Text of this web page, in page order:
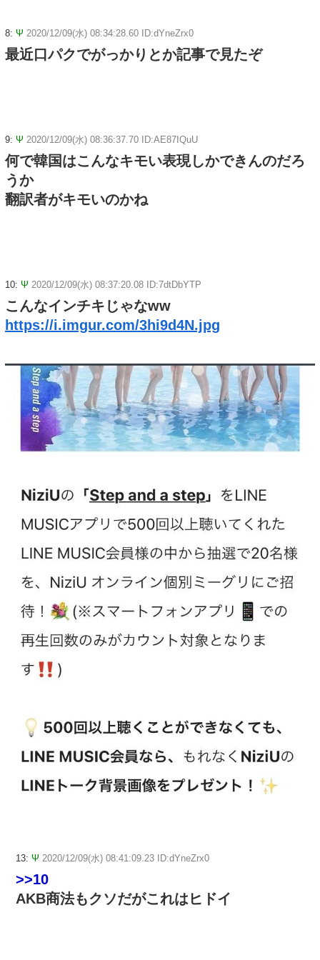
8: Ψ 2020/12/09(水) 08:34:28.60 ID:dYneZrx0
最近口パクでがっかりとか記事で見たぞ
9: Ψ 2020/12/09(水) 08:36:37.70 ID:AE87IQuU
何で韓国はこんなキモい表現しかできんのだろ
うか
翻訳者がキモいのかね
10: Ψ 2020/12/09(水) 08:37:20.08 ID:7dtDbYTP
こんなインチキじゃなww
https://i.imgur.com/3hi9d4N.jpg
13: Ψ 2020/12/09(水) 08:41:09.23 ID:dYneZrx0
>>10
AKB商法もクソだがこれはヒドイ